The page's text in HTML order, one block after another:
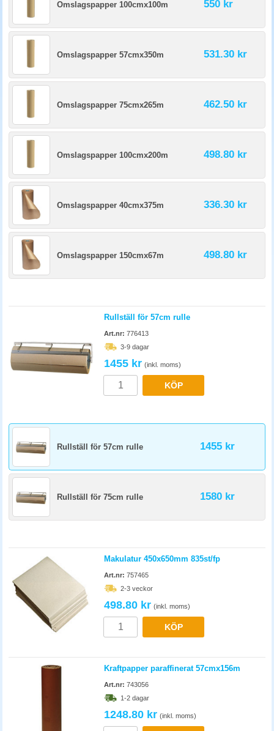
kommer i flera färger och mönster, samt i många längder och bredder. Vi
har dessutom presentpåsar i olika storlekar och utföranden som passar
dig som vill göra inslagningen lite enklare. Du lägger bara presenten i
Omslagspapper för fyllning vid packning
Makulatur är ett otryckt tidningspapper. Alltså ett papper som inte
kommer till tryckerierna. Ett makulaturpapper passar bra om du vill slå
in ömtåliga saker som porslin och glas eftersom det skyddar ytan från
repor. Papperstypen är därför bra att använda som skydd, för inpackning
och utfyllnad när du ska flytta.
Omslagspapper 100cmx100m 550 kr
Omslagspapper 57cmx350m 531.30 kr
Omslagspapper 75cmx265m 462.50 kr
Omslagspapper 100cmx200m 498.80 kr
Omslagspapper 40cmx375m 336.30 kr
Omslagspapper 150cmx67m 498.80 kr
Rullställ för 57cm rulle
Art.nr: 776413
3-9 dagar
1455 kr (inkl. moms)
KÖP
Rullställ för 57cm rulle 1455 kr
Rullställ för 75cm rulle 1580 kr
Makulatur 450x650mm 835st/fp
Art.nr: 757465
2-3 veckor
498.80 kr (inkl. moms)
KÖP
Kraftpapper paraffinerat 57cmx156m
Art.nr: 743056
1-2 dagar
1248.80 kr (inkl. moms)